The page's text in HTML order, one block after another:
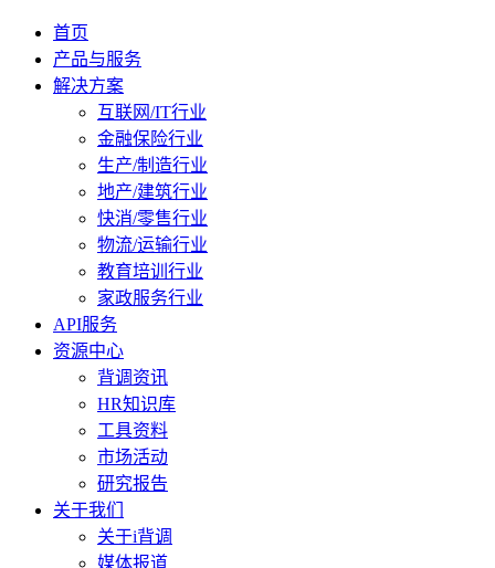
首页
产品与服务
解决方案
互联网/IT行业
金融保险行业
生产/制造行业
地产/建筑行业
快消/零售行业
物流/运输行业
教育培训行业
家政服务行业
API服务
资源中心
背调资讯
HR知识库
工具资料
市场活动
研究报告
关于我们
关于i背调
媒体报道